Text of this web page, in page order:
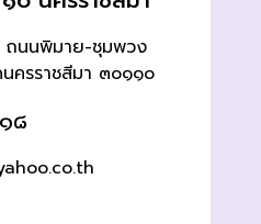
นนพิมาย-ชุมพวง
ครราชสีมา ๓๐๑๑๐
๘